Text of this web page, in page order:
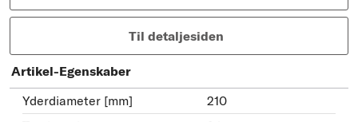
Til detaljesiden
Artikel-Egenskaber
Yderdiameter [mm]
210